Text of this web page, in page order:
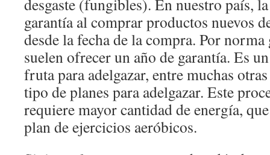
desgaste (fungibles). En nuestro país,
garantía al comprar productos nuevos
desde la fecha de la compra. Por norma
suelen ofrecer un año de garantía. Es
fruta para adelgazar, entre muchas
tipo de planes para adelgazar. Este
requiere mayor cantidad de energía,
plan de ejercicios aeróbicos.